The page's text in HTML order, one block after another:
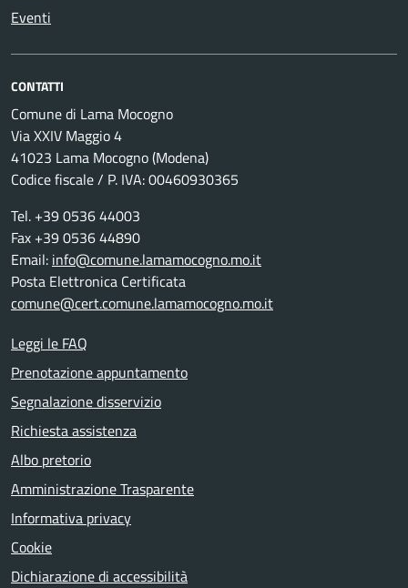
Eventi
CONTATTI
Comune di Lama Mocogno
Via XXIV Maggio 4
41023 Lama Mocogno (Modena)
Codice fiscale / P. IVA: 00460930365
Tel. +39 0536 44003
Fax +39 0536 44890
Email: info@comune.lamamocogno.mo.it
Posta Elettronica Certificata
comune@cert.comune.lamamocogno.mo.it
Leggi le FAQ
Prenotazione appuntamento
Segnalazione disservizio
Richiesta assistenza
Albo pretorio
Amministrazione Trasparente
Informativa privacy
Cookie
Dichiarazione di accessibilità